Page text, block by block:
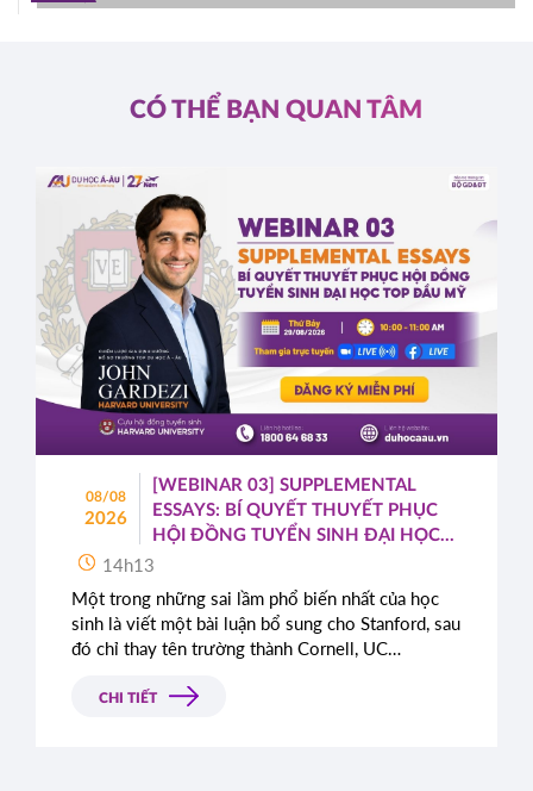
CÓ THỂ BẠN QUAN TÂM
08/08
2026
[WEBINAR 03] SUPPLEMENTAL
ESSAYS: BÍ QUYẾT THUYẾT PHỤC
HỘI ĐỒNG TUYỂN SINH ĐẠI HỌC
TOP ĐẦU MỸ
14h13
Một trong những sai lầm phổ biến nhất của học
sinh là viết một bài luận bổ sung cho Stanford, sau
đó chỉ thay tên trường thành Cornell, UC
CHI TIẾT